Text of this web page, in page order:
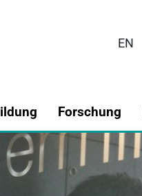
EN
Forschung